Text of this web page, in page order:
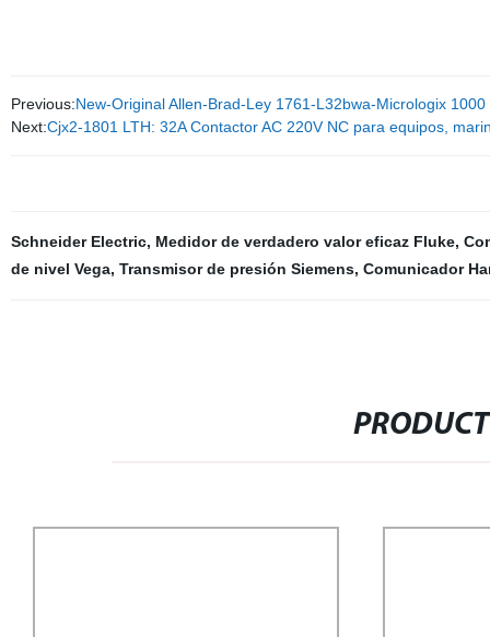
Previous:New-Original Allen-Brad-Ley 1761-L32bwa-Micrologix
Next:Cjx2-1801 LTH: 32A Contactor AC 220V NC para equipos,
Schneider Electric, Medidor de verdadero valor eficaz Fluke,
de nivel Vega, Transmisor de presión Siemens, Comunicador